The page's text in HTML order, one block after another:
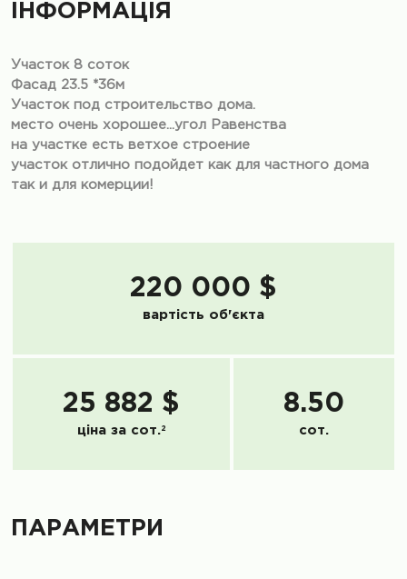
ІНФОРМАЦІЯ
Участок 8 соток
Фасад 23.5 *36м
Участок под строительство дома.
место очень хорошее...угол Равенства
на участке есть ветхое строение
участок отлично подойдет как для частного дома
так и для комерции!
220 000 $
вартість об'єкта
25 882 $
ціна за сот.2
8.50
сот.
ПАРАМЕТРИ